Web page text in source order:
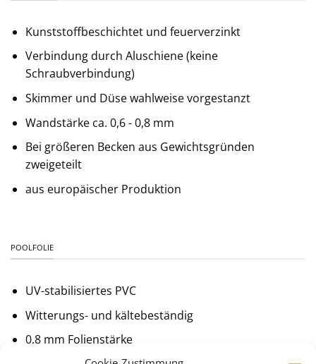
Kunststoffbeschichtet und feuerverzinkt
Verbindung durch Aluschiene (keine
Schraubverbindung)
Skimmer und Düse wahlweise vorgestanzt
Wandstärke ca. 0,6 - 0,8 mm
Bei größeren Becken aus Gewichtsgründen
zweigeteilt
aus europäischer Produktion
POOLFOLIE
UV-stabilisiertes PVC
Witterungs- und kältebeständig
0,8 mm Folienstärke